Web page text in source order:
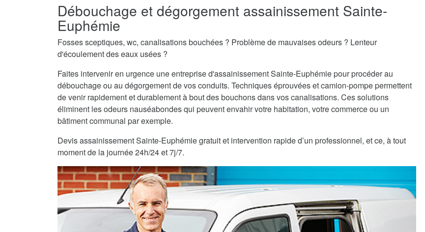
Débouchage et dégorgement assainissement Sainte-
Euphémie
Fosses sceptiques, wc, canalisations bouchées ? Problème de mauvaises odeurs ? Lenteur
d'écoulement des eaux usées ?
Faites intervenir en urgence une entreprise d'assainissement Sainte-Euphémie pour procéder au
débouchage ou au dégorgement de vos conduits. Techniques éprouvées et camion-pompe permettent
de venir rapidement et durablement à bout des bouchons dans vos canalisations. Ces solutions
éliminent les odeurs nauséabondes qui peuvent envahir votre habitation, votre commerce ou un
bâtiment communal par exemple.
Devis assainissement Sainte-Euphémie gratuit et intervention rapide d’un professionnel, et ce, à tout
moment de la journée 24h/24 et 7j/7.